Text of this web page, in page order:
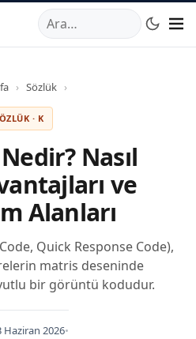
34520TRTelefon:0850
› Sözlük ›
· K
Nasıl
ve
Alanları
Quick Response Code),
matris deseninde
bir görüntü kodudur.
Haziran 2026•